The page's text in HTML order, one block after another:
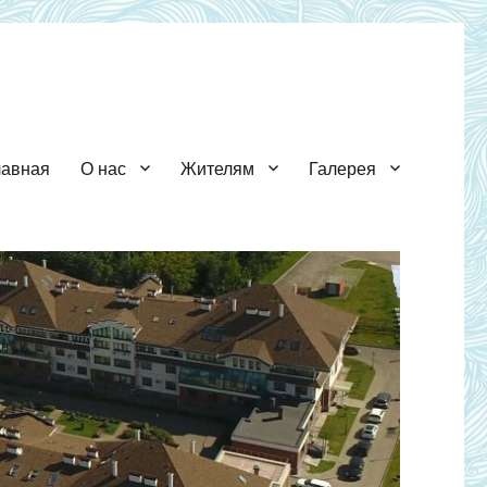
О нас Жителям Галерея